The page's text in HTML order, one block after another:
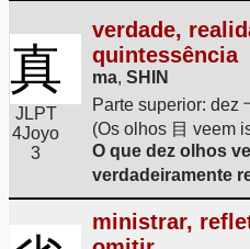
真
JLPT
4Joyo
3
verdade,
quintessência
ma, SHIN
Parte superior: dez
(Os olhos 目 veem
O que dez olhos
verdadeiramente
ministrar,